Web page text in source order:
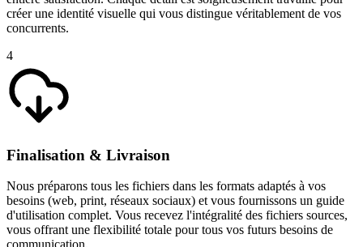
créer une identité visuelle qui vous distingue véritablement de vos
concurrents.
4
Finalisation & Livraison
Nous préparons tous les fichiers dans les formats adaptés à vos
besoins (web, print, réseaux sociaux) et vous fournissons un guide
d'utilisation complet. Vous recevez l'intégralité des fichiers sources,
vous offrant une flexibilité totale pour tous vos futurs besoins de